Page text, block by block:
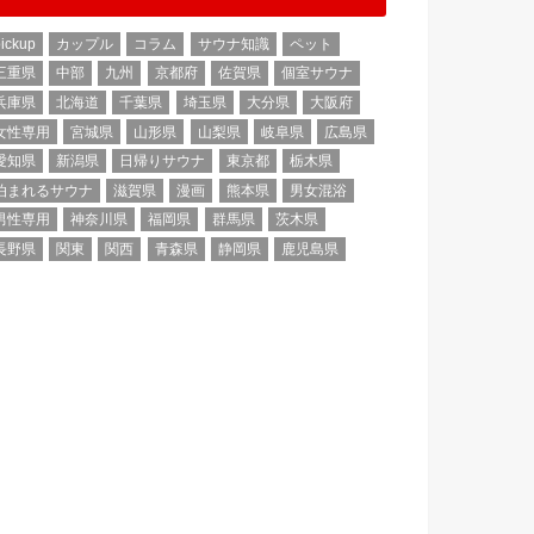
カップル コラム サウナ知識
ペット
重県
中部 九州 京都府 佐賀県
個室サウナ
庫県
北海道 千葉県 埼玉県 大分県
大阪府
性専用
宮城県 山形県 山梨県 岐阜県
広島県
知県
新潟県 日帰りサウナ 東京都
栃木県
まれるサウナ
滋賀県 漫画 熊本県
男女混浴
性専用
神奈川県 福岡県 群馬県
茨木県
野県
関東 関西 青森県 静岡県 鹿児島県